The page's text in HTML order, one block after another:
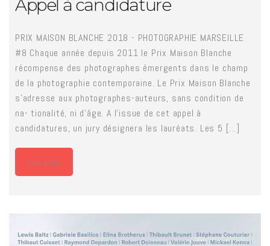
Appel à candidature
PRIX MAISON BLANCHE 2018 - PHOTOGRAPHIE MARSEILLE
#8 Chaque année depuis 2011 le Prix Maison Blanche
récompense des photographes émergents dans le champ
de la photographie contemporaine. Le Prix Maison Blanche
s’adresse aux photographes-auteurs, sans condition de
na- tionalité, ni d’âge. A l’issue de cet appel à
candidatures, un jury désignera les lauréats. Les 5 [...]
Lire plus